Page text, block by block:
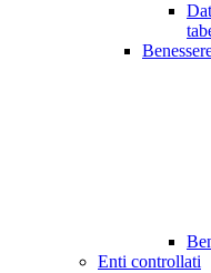
Enti controllati